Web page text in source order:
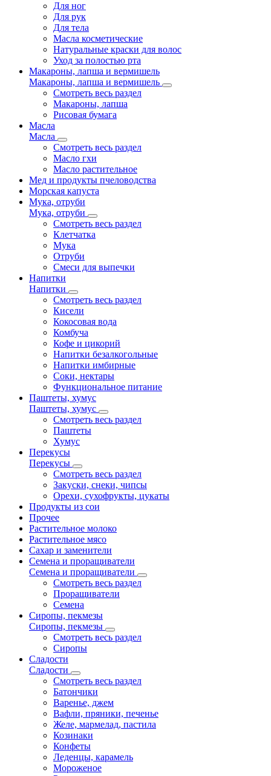
Для ног
Для рук
Для тела
Масла косметические
Натуральные краски для волос
Уход за полостью рта
Макароны, лапша и вермишель
Макароны, лапша и вермишель
Смотреть весь раздел
Макароны, лапша
Рисовая бумага
Масла
Масла
Смотреть весь раздел
Масло гхи
Масло растительное
Мед и продукты пчеловодства
Морская капуста
Мука, отруби
Мука, отруби
Смотреть весь раздел
Клетчатка
Мука
Отруби
Смеси для выпечки
Напитки
Напитки
Смотреть весь раздел
Кисели
Кокосовая вода
Комбуча
Кофе и цикорий
Напитки безалкогольные
Напитки имбирные
Соки, нектары
Функциональное питание
Паштеты, хумус
Паштеты, хумус
Смотреть весь раздел
Паштеты
Хумус
Перекусы
Перекусы
Смотреть весь раздел
Закуски, снеки, чипсы
Орехи, сухофрукты, цукаты
Продукты из сои
Прочее
Растительное молоко
Растительное мясо
Сахар и заменители
Семена и проращиватели
Семена и проращиватели
Смотреть весь раздел
Проращиватели
Семена
Сиропы, пекмезы
Сиропы, пекмезы
Смотреть весь раздел
Сиропы
Сладости
Сладости
Смотреть весь раздел
Батончики
Варенье, джем
Вафли, пряники, печенье
Желе, мармелад, пастила
Козинаки
Конфеты
Леденцы, карамель
Мороженое